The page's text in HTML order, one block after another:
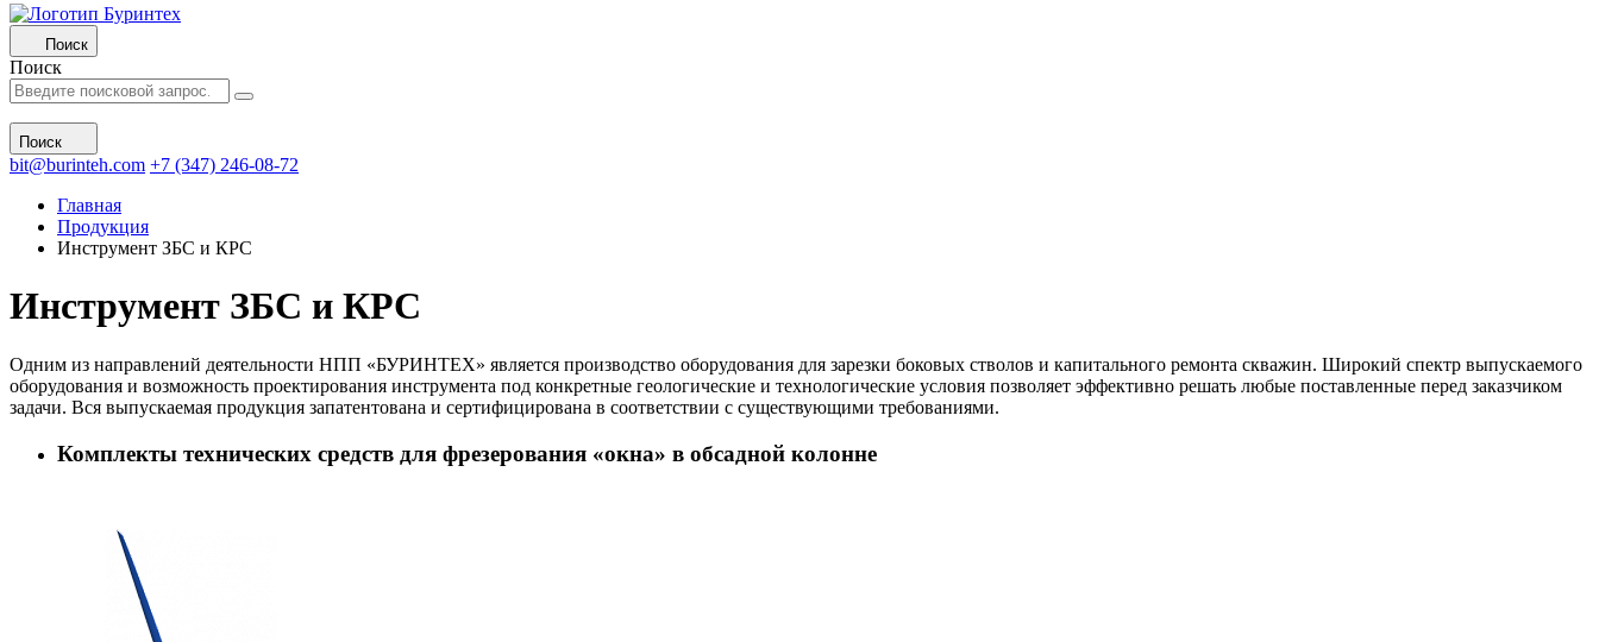
Поиск
Поиск
Поиск
bit@burinteh.com +7 (347) 246-08-72
Главная
Продукция
Инструмент ЗБС и КРС
Инструмент ЗБС и КРС
Одним из направлений деятельности НПП «БУРИНТЕХ» является производство оборудования для зарезки боковых стволов и капитального ремонта скважин. Широкий спектр выпускаемого
оборудования и возможность проектирования инструмента под конкретные геологические и технологические условия позволяет эффективно решать любые поставленные перед заказчиком
задачи. Вся выпускаемая продукция запатентована и сертифицирована в соответствии с существующими требованиями.
Комплекты технических средств для фрезерования «окна» в обсадной колонне